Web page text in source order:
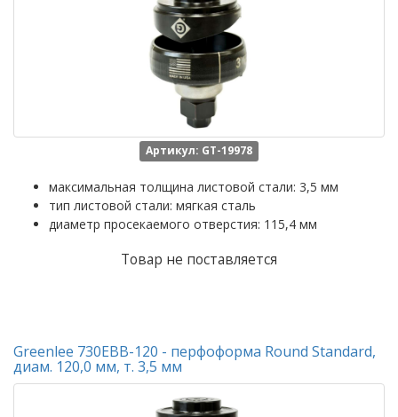
Артикул: GT-19978
максимальная толщина листовой стали: 3,5 мм
тип листовой стали: мягкая сталь
диаметр просекаемого отверстия: 115,4 мм
Товар не поставляется
Greenlee 730EBB-120 - перфоформа Round Standard,
диам. 120,0 мм, т. 3,5 мм